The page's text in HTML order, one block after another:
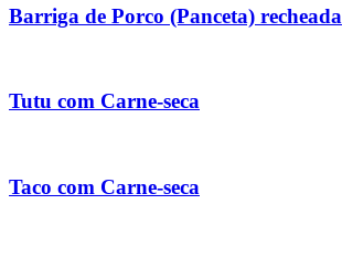
Barriga de Porco (Panceta) recheada
Tutu com Carne-seca
Taco com Carne-seca